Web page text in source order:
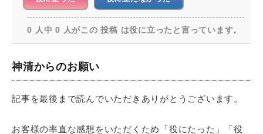
0 人中 0 人がこの 投稿 は役に立ったと言っています。
神清からのお願い
記事を最後まで読んでいただきありがとうございます。
お客様の率直な感想をいただくため「役にたった」「役